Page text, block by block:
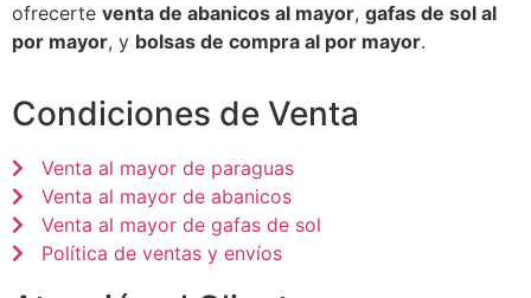
ofrecerte venta de abanicos al mayor, gafas de sol al
por mayor, y bolsas de compra al por mayor.
Condiciones de Venta
Venta al mayor de paraguas
Venta al mayor de abanicos
Venta al mayor de gafas de sol
Política de ventas y envíos